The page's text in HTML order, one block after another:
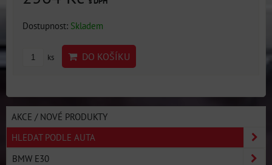
Dostupnost: Skladem
ks DO KOŠÍKU
AKCE / NOVÉ PRODUKTY
HLEDAT PODLE AUTA
BMW E30